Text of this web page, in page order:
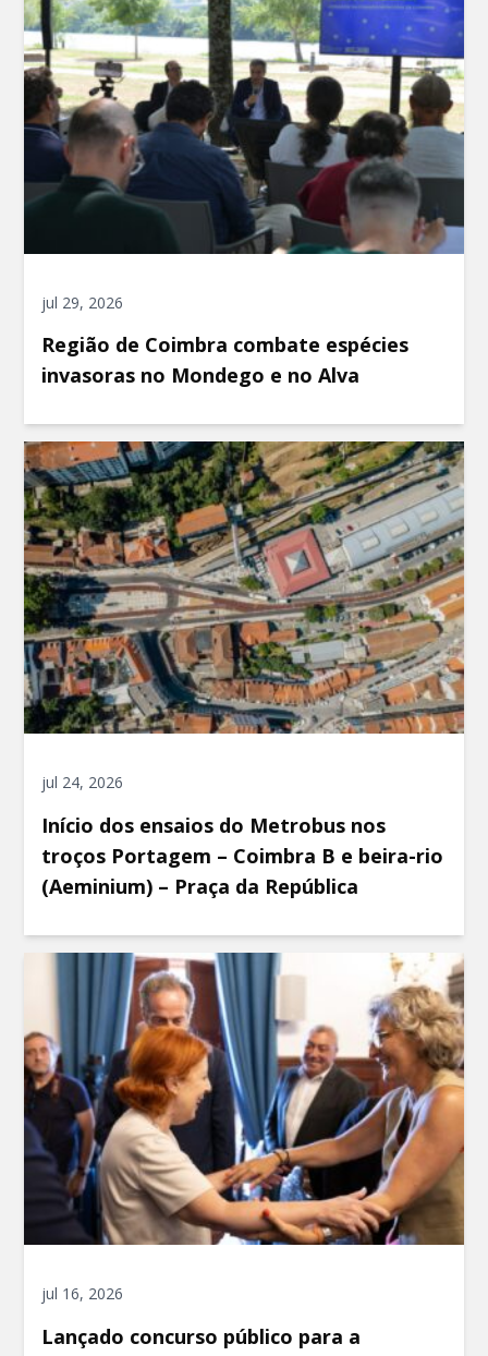
jul 29, 2026
Região de Coimbra combate espécies
invasoras no Mondego e no Alva
jul 24, 2026
Início dos ensaios do Metrobus nos
troços Portagem – Coimbra B e beira-rio
(Aeminium) – Praça da República
jul 16, 2026
Lançado concurso público para a